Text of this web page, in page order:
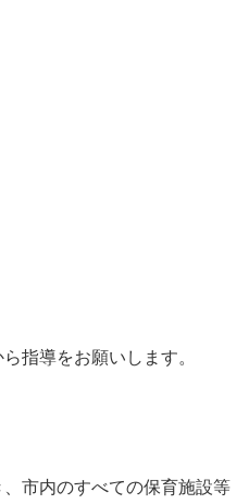
指導をお願いします。
市内のすべての保育施設等